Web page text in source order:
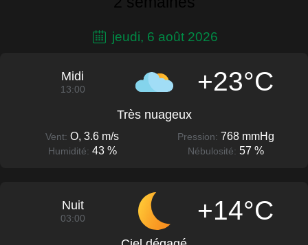
jeudi, 6 août 2026
Midi
13:00 +23°C
Très nuageux
Vent: O, 3.6 m/s Pression: 768 mmHg
Humidité: 43 % Nébulosité: 57 %
Nuit
03:00 +14°C